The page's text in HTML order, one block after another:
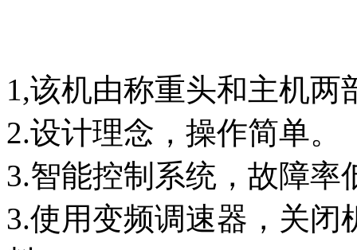
1,该机由称重头和主机两
2.设计理念，操作简单。
3.智能控制系统，故障率
3.使用变频调速器，关